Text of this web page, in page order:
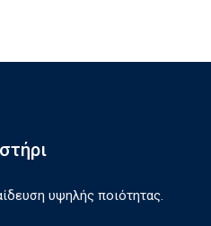
υψηλής ποιότητας.